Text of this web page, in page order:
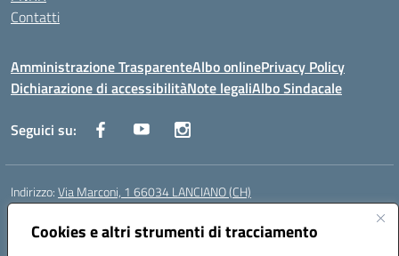
Cookies e altri strumenti di tracciamento
Contatti
Amministrazione TrasparenteAlbo onlinePrivacy Policy
Dichiarazione di accessibilitàNote legaliAlbo Sindacale
Seguici su:
Indirizzo:Via Marconi, 1 66034 LANCIANO (CH)
Centralino:
Posta elettronica certificata (PEC):chic840006@pec.istruzione.it